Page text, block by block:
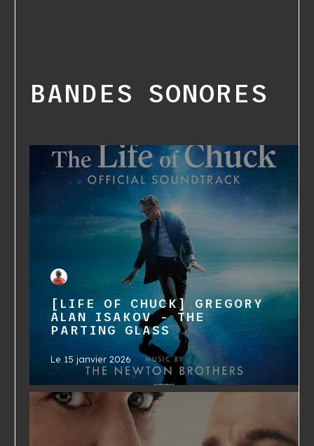
BANDES SONORES
[LIFE OF CHUCK] GREGORY
ALAN ISAKOV - THE
PARTING GLASS
Le 15 janvier 2026